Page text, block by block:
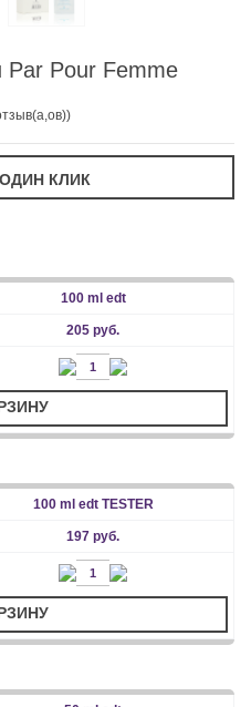
Par Pour Femme
100 ml edt
205 руб.
100 ml edt TESTER
197 руб.